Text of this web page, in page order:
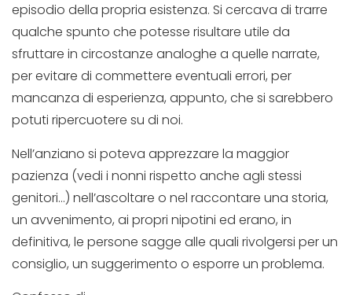
episodio della propria esistenza. Si cercava di trarre
qualche spunto che potesse risultare utile da
sfruttare in circostanze analoghe a quelle narrate,
per evitare di commettere eventuali errori, per
mancanza di esperienza, appunto, che si sarebbero
potuti ripercuotere su di noi.
Nell’anziano si poteva apprezzare la maggior
pazienza (vedi i nonni rispetto anche agli stessi
genitori…) nell’ascoltare o nel raccontare una storia,
un avvenimento, ai propri nipotini ed erano, in
definitiva, le persone sagge alle quali rivolgersi per un
consiglio, un suggerimento o esporre un problema.